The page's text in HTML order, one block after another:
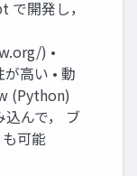
で開発し，
) •
⾼い • 動
(Python)
んで， ブ
可能